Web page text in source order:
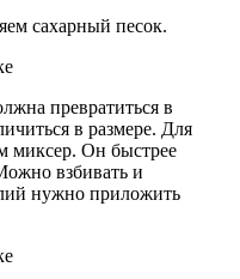
сахарный песок.
превратиться в
в размере. Для
миксер. Он быстрее
взбивать и
нужно приложить